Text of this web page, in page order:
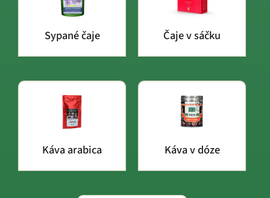
Sypané čaje Čaje v sáčku
Káva arabica Káva v dóze